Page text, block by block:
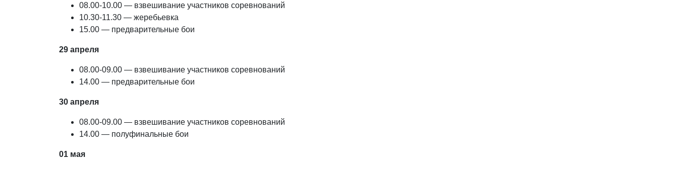
08.00-10.00 — взвешивание участников соревнований
10.30-11.30 — жеребьевка
15.00 — предварительные бои
29 апреля
08.00-09.00 — взвешивание участников соревнований
14.00 — предварительные бои
30 апреля
08.00-09.00 — взвешивание участников соревнований
14.00 — полуфинальные бои
01 мая